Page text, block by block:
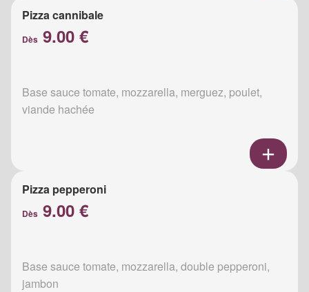
Pizza cannibale
Dès 9.00 €
Base sauce tomate, mozzarella, merguez, poulet,
viande hachée
Pizza pepperoni
Dès 9.00 €
Base sauce tomate, mozzarella, double pepperoni,
jambon